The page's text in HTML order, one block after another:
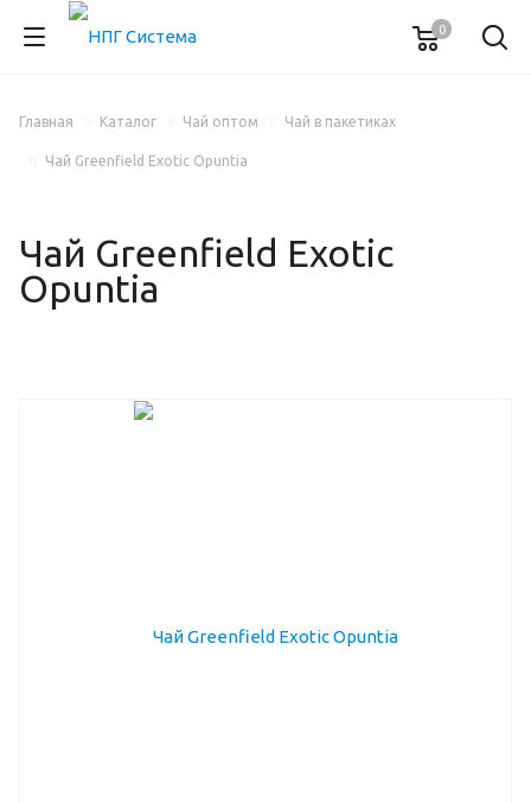
0
Главная Каталог Чай оптом Чай в пакетиках
Чай Greenfield Exotic Opuntia
Чай Greenfield Exotic
Opuntia